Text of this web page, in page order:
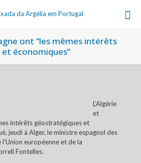
ont “les mêmes intérêts
économiques”
L’Algérie
et
intérêts géostratégiques et
jeudi à Alger, le ministre espagnol des
européenne et de la
Fontelles.